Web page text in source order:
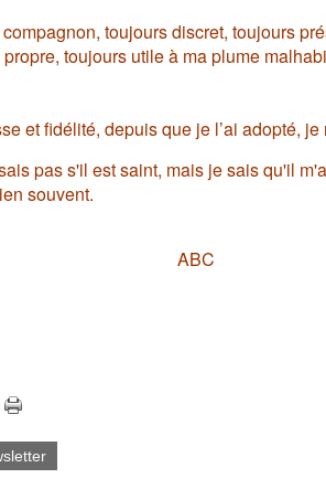
toujours discret, toujours
toujours utile à ma plume
et fidélité, depuis que je l’ai adopté,
pas s'il est saint, mais je sais qu'il
souvent.
ABC